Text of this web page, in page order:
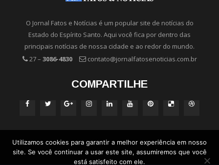
O Jornal Fatos e Notícias é um popular site de notícias do
Estado do Espírito Santo. Aqui você fica por dentro das
principais notícias de nossa cidade e ao redor do mundo.
27 – 3086-4830 contato@jornalfatosenoticias.com.br
COMPARTILHE
Utilizamos cookies para garantir a melhor experiência em nosso
site. Se você continuar a usar este site, assumiremos que você
está satisfeito com ele.